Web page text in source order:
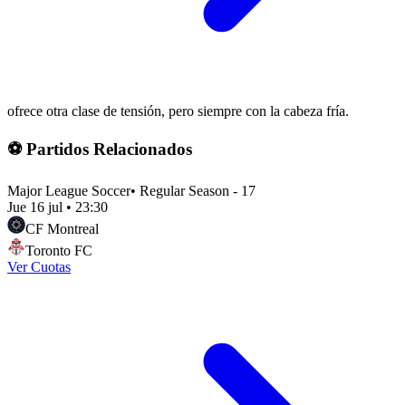
ofrece otra clase de tensión, pero siempre con la cabeza fría.
⚽ Partidos Relacionados
Major League Soccer• Regular Season - 17
Jue 16 jul • 23:30
CF Montreal
Toronto FC
Ver Cuotas